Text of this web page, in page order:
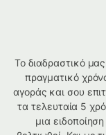
Το διαδραστικό
πραγματικό
αγοράς και σου
τα τελευταία 5
μια